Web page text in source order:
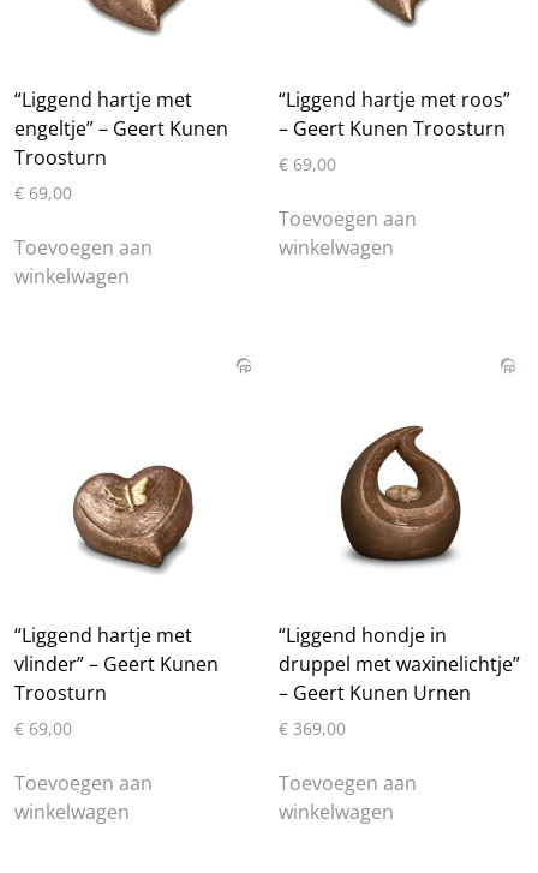
“Liggend hartje met
engeltje” – Geert Kunen
Troosturn
€ 69,00
Toevoegen aan
winkelwagen
“Liggend hartje met roos”
– Geert Kunen Troosturn
€ 69,00
Toevoegen aan
winkelwagen
“Liggend hartje met
vlinder” – Geert Kunen
Troosturn
€ 69,00
Toevoegen aan
winkelwagen
“Liggend hondje in
druppel met waxinelichtje”
– Geert Kunen Urnen
€ 369,00
Toevoegen aan
winkelwagen